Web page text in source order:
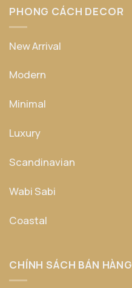
PHONG CÁCH DECOR
New Arrival
Modern
Minimal
Luxury
Scandinavian
Wabi Sabi
Coastal
CHÍNH SÁCH BÁN HÀNG